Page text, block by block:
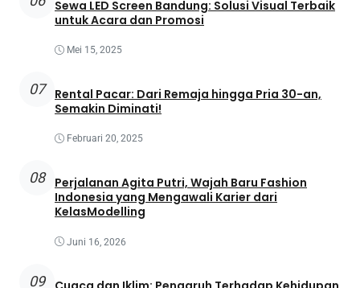
Sewa LED Screen Bandung: Solusi Visual Terbaik
untuk Acara dan Promosi
Mei 15, 2025
07
Rental Pacar: Dari Remaja hingga Pria 30-an,
Semakin Diminati!
Februari 20, 2025
08
Perjalanan Agita Putri, Wajah Baru Fashion
Indonesia yang Mengawali Karier dari
KelasModelling
Juni 16, 2026
09